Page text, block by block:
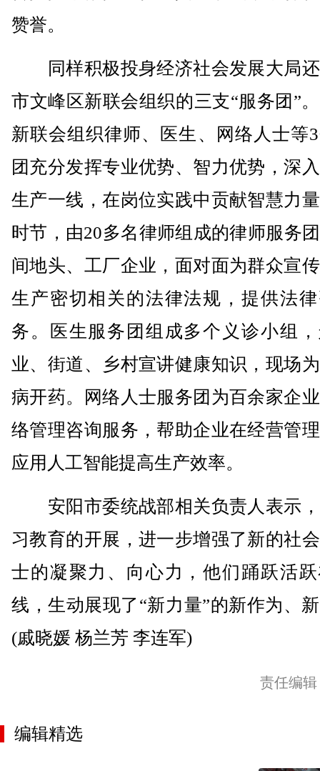
赞誉。
同样积极投身经济社会发展大局
市文峰区新联会组织的三支“服务团”
新联会组织律师、医生、网络人士等
团充分发挥专业优势、智力优势，深
生产一线，在岗位实践中贡献智慧力
时节，由20多名律师组成的律师服务
间地头、工厂企业，面对面为群众宣
生产密切相关的法律法规，提供法
务。医生服务团组成多个义诊小组
业、街道、乡村宣讲健康知识，现场
病开药。网络人士服务团为百余家企
络管理咨询服务，帮助企业在经营管
应用人工智能提高生产效率。
安阳市委统战部相关负责人表示
习教育的开展，进一步增强了新的社
士的凝聚力、向心力，他们踊跃活
线，生动展现了“新力量”的新作为、
(戚晓媛 杨兰芳 李连军)
责任编
编辑精选